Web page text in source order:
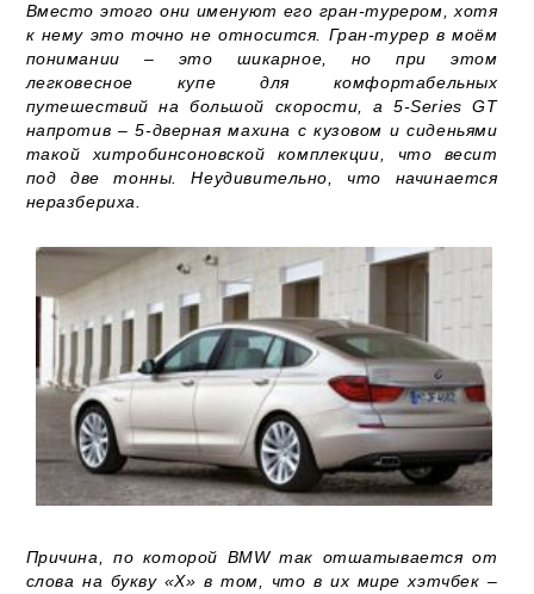
Вместо этого они именуют его гран-турером, хотя
к нему это точно не относится. Гран-турер в моём
понимании – это шикарное, но при этом
легковесное купе для комфортабельных
путешествий на большой скорости, а 5-Series GT
напротив – 5-дверная махина с кузовом и сиденьями
такой хитробинсоновской комплекции, что весит
под две тонны. Неудивительно, что начинается
неразбериха.
Причина, по которой BMW так отшатывается от
слова на букву «Х» в том, что в их мире хэтчбек –